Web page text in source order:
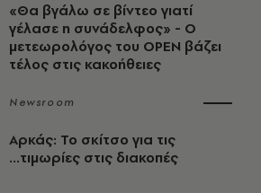
«Θα βγάλω σε βίντεο γιατί
γέλασε η συνάδελφος» - Ο
μετεωρολόγος του OPEN βάζει
τέλος στις κακοήθειες
Newsroom
Αρκάς: Το σκίτσο για τις
...τιμωρίες στις διακοπές